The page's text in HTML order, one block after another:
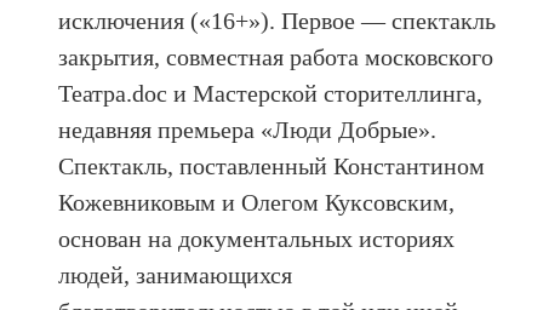
исключения («16+»). Первое — спектакль
закрытия, совместная работа московского
Театра.doc и Мастерской сторителлинга,
недавняя премьера «Люди Добрые».
Спектакль, поставленный Константином
Кожевниковым и Олегом Куксовским,
основан на документальных историях
людей, занимающихся